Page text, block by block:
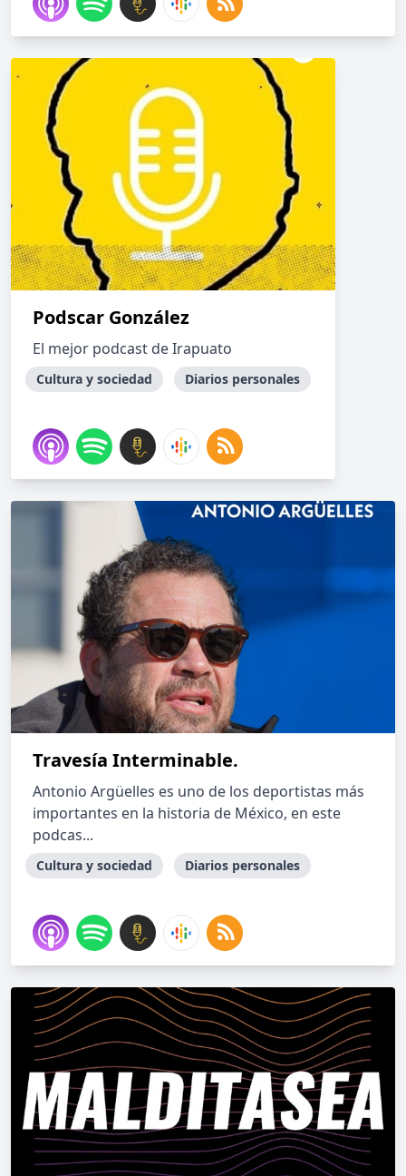
Podscar González
El mejor podcast de Irapuato
Cultura y sociedad Diarios personales
Travesía Interminable.
Antonio Argüelles es uno de los deportistas más
importantes en la historia de México, en este
podcas...
Cultura y sociedad Diarios personales